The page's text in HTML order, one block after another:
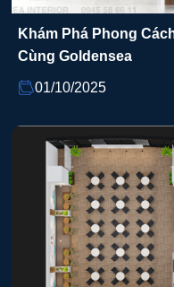
Khám Phá Phong
Cùng Goldensea
01/10/2025